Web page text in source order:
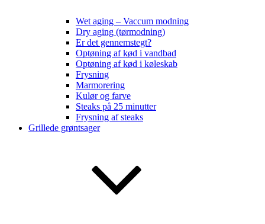
Wet aging – Vaccum modning
Dry aging (tørmodning)
Er det gennemstegt?
Optøning af kød i vandbad
Optøning af kød i køleskab
Frysning
Marmorering
Kulør og farve
Steaks på 25 minutter
Frysning af steaks
Grillede grøntsager